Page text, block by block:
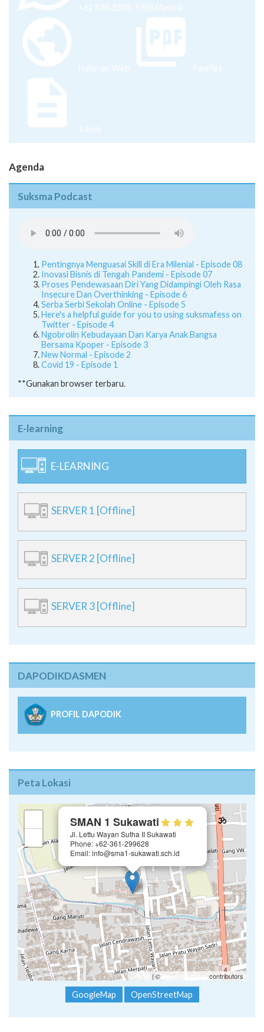
+62 878-8528-5958 (Ayumi)
Halaman Web Pamflet
Juknis
Agenda
Suksma Podcast
Pentingnya Menguasai Skill di Era Milenial - Episode 08
Inovasi Bisnis di Tengah Pandemi - Episode 07
Proses Pendewasaan Diri Yang Didampingi Oleh Rasa
Insecure Dan Overthinking - Episode 6
Serba Serbi Sekolah Online - Episode 5
Here's a helpful guide for you to using suksmafess on
Twitter - Episode 4
Ngobrolin Kebudayaan Dan Karya Anak Bangsa
Bersama Kpoper - Episode 3
New Normal - Episode 2
Covid 19 - Episode 1
**Gunakan browser terbaru.
E-learning
E-LEARNING
SERVER 1 [Offline]
SERVER 2 [Offline]
SERVER 3 [Offline]
DAPODIKDASMEN
PROFIL DAPODIK
Peta Lokasi
SMAN 1 Sukawati
Jl. Lettu Wayan Sutha II Sukawati
Phone: +62-361-299628
Email: info@sma1-sukawati.sch.id
Leaflet | ©OpenStreetMap contributors
GoogleMap OpenStreetMap